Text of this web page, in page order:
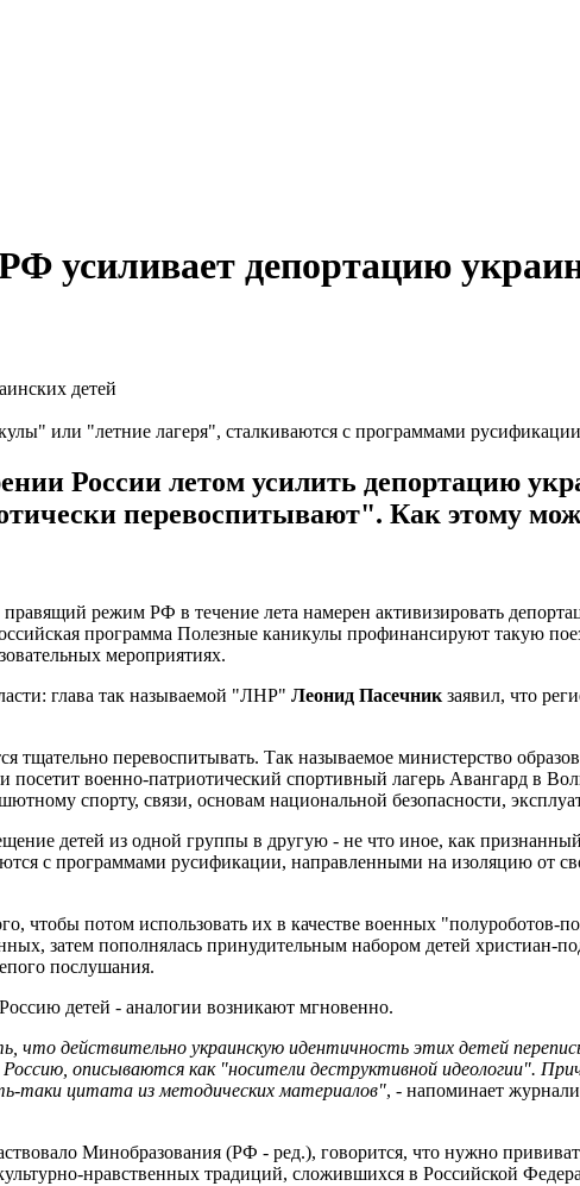
усиливает депортацию
или "летние лагеря", сталкиваются с программами русификации
России летом усилить депортацию
перевоспитывают". Как этому
режим РФ в течение лета намерен активизировать
программа Полезные каникулы профинансируют такую
мероприятиях.
глава так называемой "ЛНР" Леонид Пасечникзаявил, что
тщательно перевоспитывать. Так называемое министерство
посетит военно-патриотический спортивный лагерь Авангард в
спорту, связи, основам национальной безопасности,
детей из одной группы в другую - не что иное, как
с программами русификации, направленными на изоляцию от
чтобы потом использовать их в качестве военных "полуроботов-
затем пополнялась принудительным набором детей христиан-
послушания.
детей - аналогии возникают мгновенно.
что действительно украинскую идентичность этих детей
описываются как "носители деструктивной идеологии".
таки цитата из методических материалов", - напоминает
Минобразования (РФ - ред.), говорится, что нужно
нравственных традиций, сложившихся в Российской